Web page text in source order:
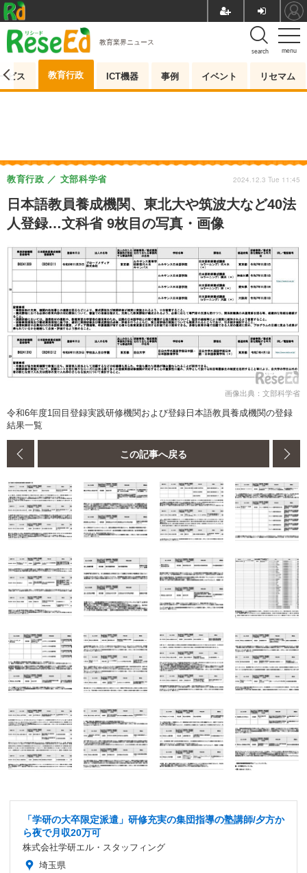
menu
search
教育業界ニュース
ビス 教育行政 ICT機器 事例 イベント リセマム
日本語教員養成機関、東北大や筑波大など40法
人登録…文科省 9枚目の写真・画像
教育行政 文部科学省 2024.12.3 Tue 11:45
画像出典：文部科学省
令和6年度1回目登録実践研修機関および登録日本語教員養成機関の登録
結果一覧
この記事へ戻る
「学研の大卒限定派遣」研修充実の集団指導の塾講師/夕方か
ら夜で月収20万可
株式会社学研エル・スタッフィング
埼玉県